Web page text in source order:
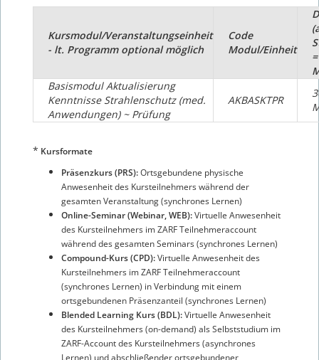
Kursmodul/Veranstaltungseinheit
- lt. Programm optional möglich
Code
Modul/Einheit
Basismodul Aktualisierung
Kenntnisse Strahlenschutz (med.
Anwendungen) ~ Prüfung
AKBASKTPR
* Kursformate
Präsenzkurs (PRS):Ortsgebundene physische
Anwesenheit des Kursteilnehmers während der
gesamten Veranstaltung (synchrones Lernen)
Online-Seminar (Webinar, WEB):Virtuelle Anwesenheit
des Kursteilnehmers im ZARF Teilnehmeraccount
während des gesamten Seminars (synchrones Lernen)
Compound-Kurs (CPD):Virtuelle Anwesenheit des
Kursteilnehmers im ZARF Teilnehmeraccount
(synchrones Lernen) in Verbindung mit einem
ortsgebundenen Präsenzanteil (synchrones Lernen)
Blended Learning Kurs (BDL):Virtuelle Anwesenheit
des Kursteilnehmers (on-demand) als Selbststudium im
ZARF-Account des Kursteilnehmers (asynchrones